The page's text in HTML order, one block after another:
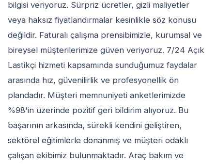
bilgisi veriyoruz. Sürpriz ücretler, gizli maliyetler
veya haksız fiyatlandırmalar kesinlikle söz konusu
değildir. Faturalı çalışma prensibimizle, kurumsal ve
bireysel müşterilerimize güven veriyoruz. 7/24 Açık
Lastikçi hizmeti kapsamında sunduğumuz faydalar
arasında hız, güvenilirlik ve profesyonellik ön
plandadır. Müşteri memnuniyeti anketlerimizde
%98'in üzerinde pozitif geri bildirim alıyoruz. Bu
başarının arkasında, sürekli kendini geliştiren,
sektörel eğitimlerle donanmış ve müşteri odaklı
çalışan ekibimiz bulunmaktadır. Araç bakım ve